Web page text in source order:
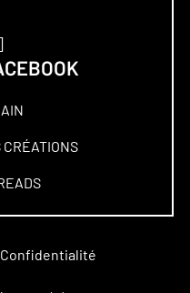
CRÉATIONS